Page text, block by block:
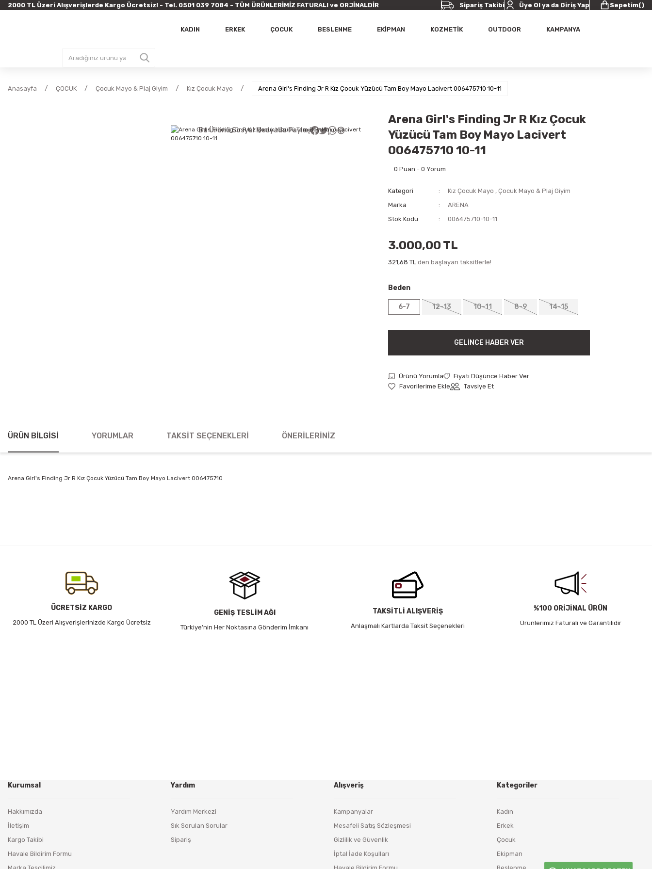
2000 TL Üzeri Alışverişlerde Kargo Ücretsiz! - Tel. 0501 039 7084 - TÜM ÜRÜNLERİMİZ FATURALI ve ORJİNALDİR Sipariş Takibi Üye Ol ya da Giriş Yap Sepetim()
KADIN ERKEK ÇOCUK BESLENME EKİPMAN KOZMETİK OUTDOOR KAMPANYA
Anasayfa ÇOCUK Çocuk Mayo & Plaj Giyim Kız Çocuk Mayo Arena Girl's Finding Jr R Kız Çocuk Yüzücü Tam Boy Mayo Lacivert 006475710 10-11
Bu Ürünü Sosyal Medyada Paylaş
Arena Girl's Finding Jr R Kız Çocuk
Yüzücü Tam Boy Mayo Lacivert
006475710 10-11
0 Puan - 0 Yorum
Kategori Kız Çocuk Mayo , Çocuk Mayo & Plaj Giyim
Marka
ARENA
Stok Kodu
006475710-10-11
3.000,00 TL
321,68 TL den başlayan taksitlerle!
Beden
6-7 12-13 10-11 8-9 14-15
GELINCE HABER VER
Ürünü Yorumla
Fiyatı Düşünce Haber Ver
Tavsiye Et
ÜRÜN BILGISI YORUMLAR TAKSIT SEÇENEKLERI ÖNERILERINIZ
Arena Girl's Finding Jr R Kız Çocuk Yüzücü Tam Boy Mayo Lacivert 006475710
Ürün bilgilerinde hatalar bulunuyor.
Ürün fiyatı diğer sitelerden daha pahalı.
Bu ürüne benzer farklı alternatifler olmalı.
ÜCRETSİZ KARGO
2000 TL Üzeri Alışverişlerinizde Kargo Ücretsiz
GENİŞ TESLİM AĞI
Türkiye’nin Her Noktasına Gönderim İmkanı
TAKSİTLİ ALIŞVERİŞ
Anlaşmalı Kartlarda Taksit Seçenekleri
%100 ORİJİNAL ÜRÜN
Ürünlerimiz Faturalı ve Garantilidir
Kurumsal
Hakkımızda
İletişim
Kargo Takibi
Havale Bildirim Formu
Yardım
Yardım Merkezi
Sık Sorulan Sorular
Sipariş
Alışveriş
Kampanyalar
Mesafeli Satış Sözleşmesi
Gizlilik ve Güvenlik
İptal İade Koşulları
Kategoriler
Kadın
Erkek
Çocuk
Ekipman